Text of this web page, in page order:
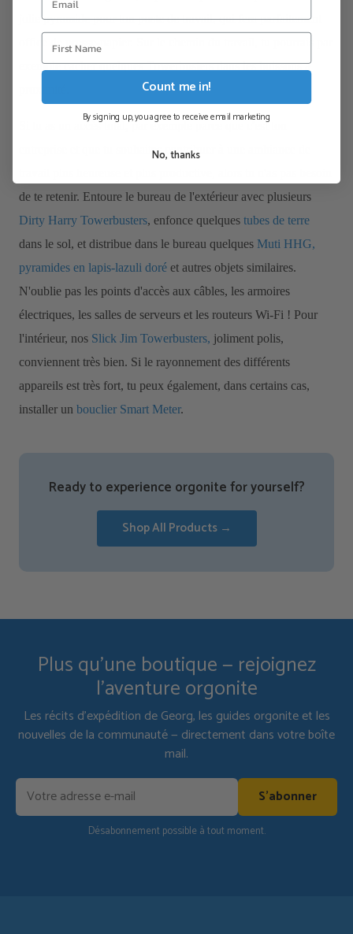
joliepyramidepour ton poste de travail, qui fera parfaitement
office de presse-papier. Sur le chemin du travail, tu pourrais par
exemple cacher quelquesTowerbustersdans les buissons à
Si tu as un accès total, par exemple parce que c'est ton
entreprise et que tu souhaites contribuer à une ambiance de
de te retenir. Entoure le bureau de l'extérieur avec plusieurs
Dirty Harry Towerbusters, enfonce quelques tubes de terre
dans le sol, et distribue dans le bureau quelques Muti HHG,
pyramides en lapis-lazuli doré et autres objets similaires.
N'oublie pas les points d'accès aux câbles, les armoires
électriques, les salles de serveurs et les routeurs Wi-Fi ! Pour
l'intérieur, nos Slick Jim Towerbusters, joliment polis,
conviennent très bien. Si le rayonnement des différents
appareils est très fort, tu peux également, dans certains cas,
installer un bouclier Smart Meter.
Ready to experience orgonite for yourself?
Shop All Products →
Plus qu'une boutique — rejoignez
l'aventure orgonite
Les récits d'expédition de Georg, les guides orgonite et les
nouvelles de la communauté — directement dans votre boîte
mail.
S'abonner
Désabonnement possible à tout moment.
Count me in!
By signing up, you agree to receive email marketing
No, thanks